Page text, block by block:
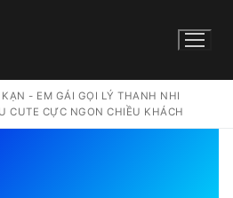
- EM GÁI GỌI LÝ THANH NHI
CUTE CỰC NGON CHIỀU KHÁCH